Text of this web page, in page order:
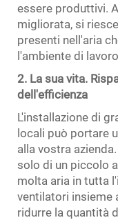
essere produttivi.
migliorata, si
presenti nell'aria
l'ambiente di
2. La sua vita.
dell'efficienza
L'installazione di
locali può portare
alla vostra
solo di un piccolo
molta aria in tutta
ventilatori insieme
ridurre la quantità